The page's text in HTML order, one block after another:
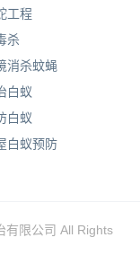
工程
杀
消杀蚊蝇
白蚁
白蚁
白蚁预防
有限公司 All Rights